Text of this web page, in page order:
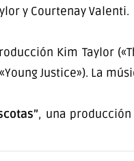
y Courtenay Valenti.
Kim Taylor
Justice»). La
, una producción